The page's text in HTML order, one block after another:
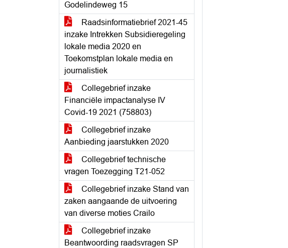
Godelindeweg 15
Raadsinformatiebrief 2021-45
inzake Intrekken Subsidieregeling
lokale media 2020 en
Toekomstplan lokale media en
journalistiek
Collegebrief inzake
Financiële impactanalyse IV
Covid-19 2021 (758803)
Collegebrief inzake
Aanbieding jaarstukken 2020
Collegebrief technische
vragen Toezegging T21-052
Collegebrief inzake Stand van
zaken aangaande de uitvoering
van diverse moties Crailo
Collegebrief inzake
Beantwoording raadsvragen SP